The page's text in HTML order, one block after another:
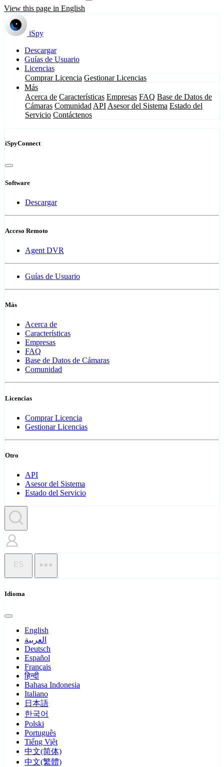
View this page in English
iSpy
Descargar
Guías de Usuario
Licencias
Comprar Licencia Gestionar Licencias
Más
Acerca de Características Empresas FAQ Base de Datos de
Cámaras Comunidad API Asesor del Sistema Estado del
Servicio Contáctenos
iSpyConnect
Software
Descargar
Acceso Remoto
Agent DVR
Guías de Usuario
Más
Acerca de
Características
Empresas
FAQ
Base de Datos de Cámaras
Comunidad
Licencias
Comprar Licencia
Gestionar Licencias
Otro
API
Asesor del Sistema
Estado del Servicio
ES
Idioma
English
العربية
Deutsch
Español
Français
हिन्दी
Bahasa Indonesia
Italiano
日本語
한국어
Polski
Português
Tiếng Việt
中文(简体)
中文(繁體)